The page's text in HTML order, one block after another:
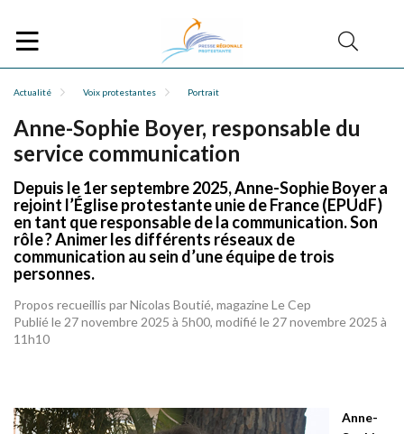
Actualité Voix protestantes Portrait
Anne-Sophie Boyer, responsable du
service communication
Depuis le 1er septembre 2025, Anne-Sophie Boyer a
rejoint l’Église protestante unie de France (EPUdF)
en tant que responsable de la communication. Son
rôle ? Animer les différents réseaux de
communication au sein d’une équipe de trois
personnes.
Propos recueillis par Nicolas Boutié, magazine Le Cep
Publié le 27 novembre 2025 à 5h00, modifié le 27 novembre 2025 à
11h10
Anne-